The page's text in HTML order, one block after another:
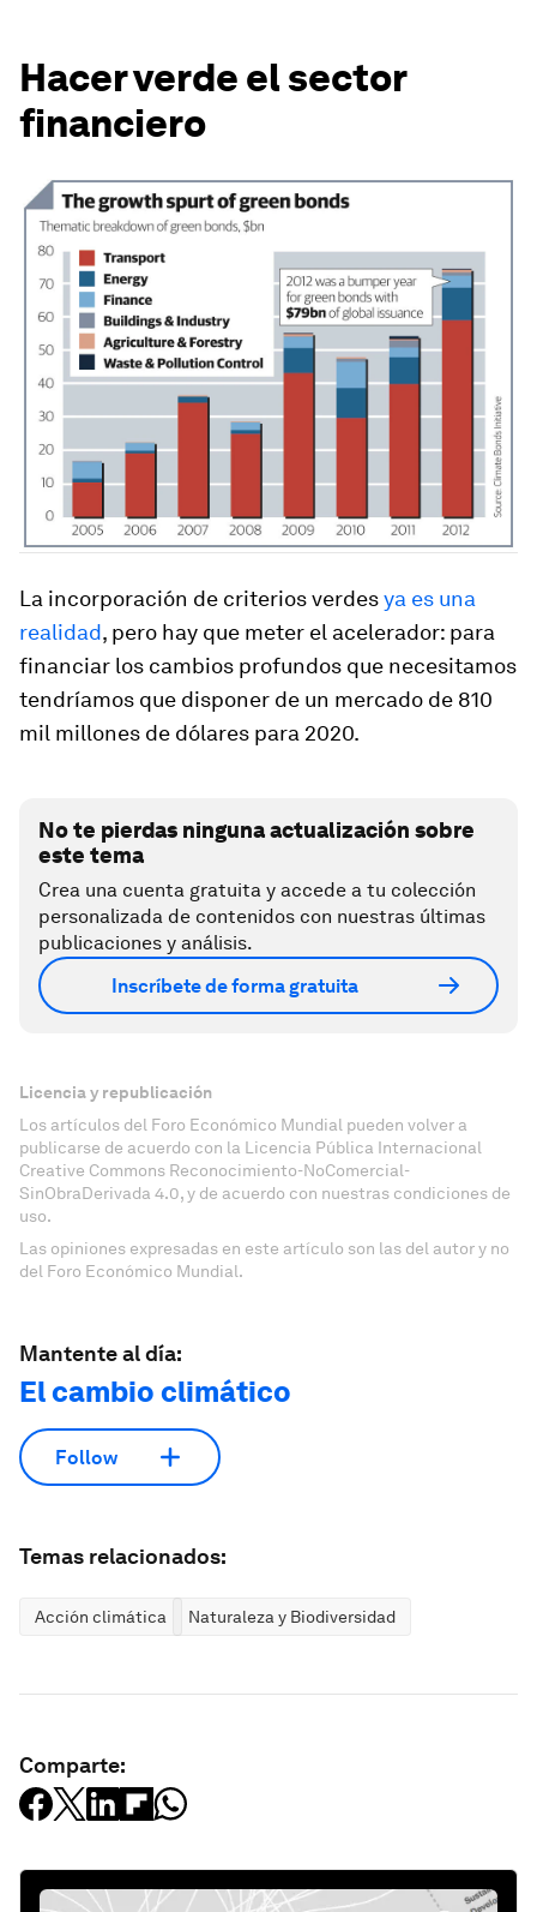
Hacer verde el sector
financiero
La incorporación de criterios verdesya es una
realidad, pero hay que meter el acelerador: para
financiar los cambios profundos que necesitamos
tendríamos que disponer de un mercado de 810
mil millones de dólares para 2020.
No te pierdas ninguna actualización sobre
este tema
Crea una cuenta gratuita y accede a tu colección
personalizada de contenidos con nuestras últimas
publicaciones y análisis.
Inscríbete de forma gratuita
Licencia y republicación
Los artículos del Foro Económico Mundial pueden volver a
publicarse de acuerdo con la Licencia Pública Internacional
Creative Commons Reconocimiento-NoComercial-
SinObraDerivada 4.0, y de acuerdo con nuestras condiciones de
uso.
Las opiniones expresadas en este artículo son las del autor y no
del Foro Económico Mundial.
Mantente al día:
El cambio climático
Follow
Temas relacionados:
Acción climática Naturaleza y Biodiversidad
Comparte: